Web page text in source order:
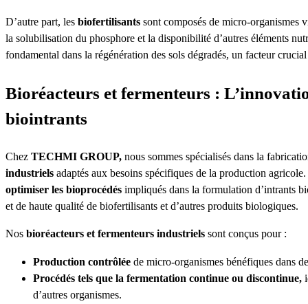
D’autre part, les biofertilisants sont composés de micro-organismes
la solubilisation du phosphore et la disponibilité d’autres éléments
fondamental dans la régénération des sols dégradés, un facteur
Bioréacteurs et fermenteurs :
biointrants
Chez TECHMI GROUP, nous sommes spécialisés dans la
industriels adaptés aux besoins spécifiques de la production
optimiser les bioprocédés impliqués dans la formulation d’intrants
et de haute qualité de biofertilisants et d’autres produits biologiques.
Nos bioréacteurs et fermenteurs industriels sont conçus pour :
Production contrôlée de micro-organismes bénéfiques dans
Procédés tels que la fermentation continue ou discontinue,
d’autres organismes.